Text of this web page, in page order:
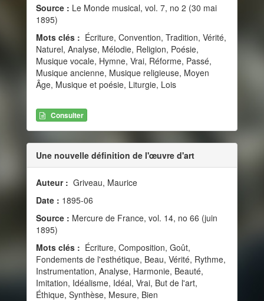
Source : Le Monde musical, vol. 7, no 2 (30 mai
1895)
Mots clés : Écriture, Convention, Tradition, Vérité,
Naturel, Analyse, Mélodie, Religion, Poésie,
Musique vocale, Hymne, Vrai, Réforme, Passé,
Musique ancienne, Musique religieuse, Moyen
Âge, Musique et poésie, Liturgie, Lois
Consulter
Une nouvelle définition de l'œuvre d'art
Auteur : Griveau, Maurice
Date : 1895-06
Source : Mercure de France, vol. 14, no 66 (juin
1895)
Mots clés : Écriture, Composition, Goût,
Fondements de l'esthétique, Beau, Vérité, Rythme,
Instrumentation, Analyse, Harmonie, Beauté,
Imitation, Idéalisme, Idéal, Vrai, But de l'art,
Éthique, Synthèse, Mesure, Bien